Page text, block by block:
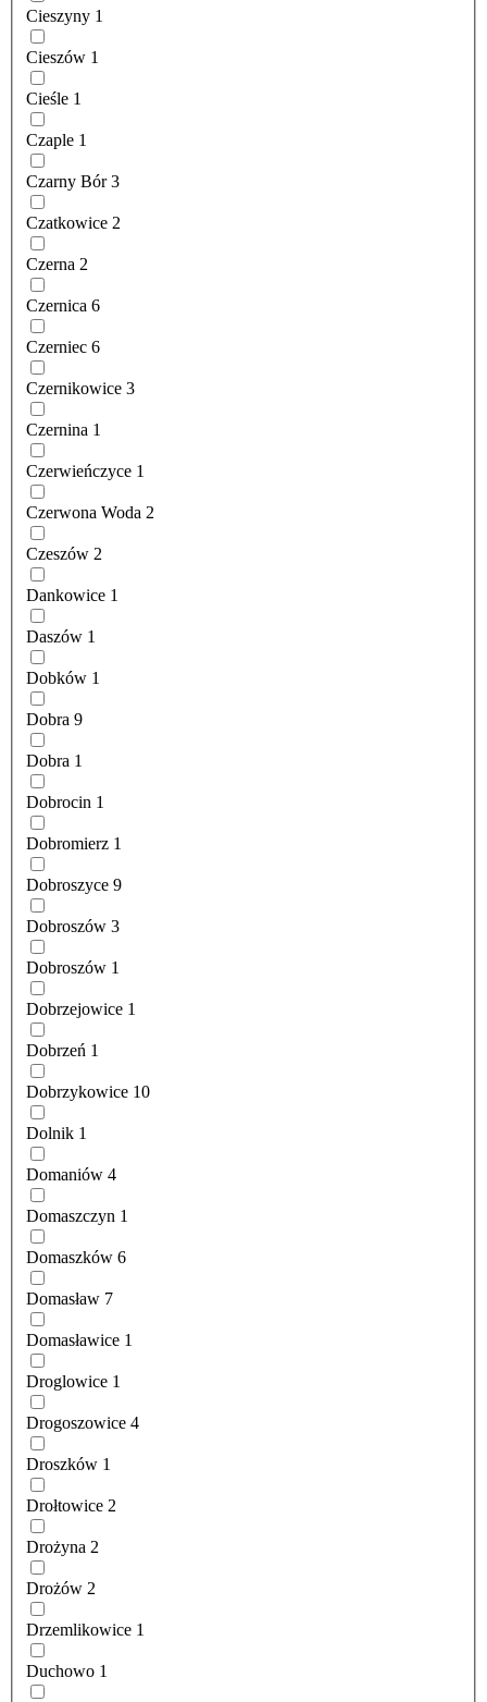
Cieszyny 1
Cieszów 1
Cieśle 1
Czaple 1
Czarny Bór 3
Czatkowice 2
Czerna 2
Czernica 6
Czerniec 6
Czernikowice 3
Czernina 1
Czerwieńczyce 1
Czerwona Woda 2
Czeszów 2
Dankowice 1
Daszów 1
Dobków 1
Dobra 9
Dobra 1
Dobrocin 1
Dobromierz 1
Dobroszyce 9
Dobroszów 3
Dobroszów 1
Dobrzejowice 1
Dobrzeń 1
Dobrzykowice 10
Dolnik 1
Domaniów 4
Domaszczyn 1
Domaszków 6
Domasław 7
Domasławice 1
Droglowice 1
Drogoszowice 4
Droszków 1
Drołtowice 2
Drożyna 2
Drożów 2
Drzemlikowice 1
Duchowo 1